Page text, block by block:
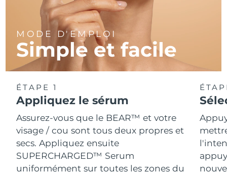
MODE D'EMPLOI
Simple et facile
ÉTAPE 1
Appliquez le sérum
Assurez-vous que le BEAR™ et votre
visage / cou sont tous deux propres et
secs. Appliquez ensuite
SUPERCHARGED™ Serum
uniformément sur toutes les zones du